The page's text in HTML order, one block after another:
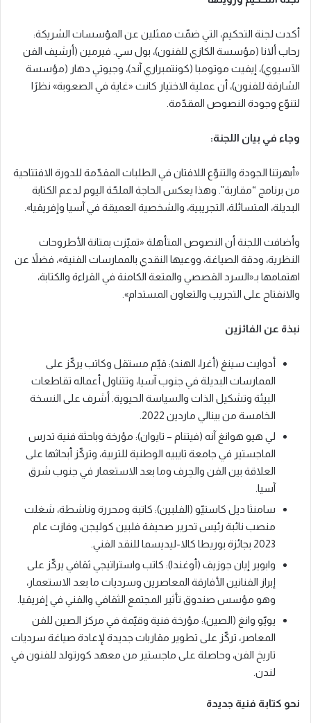
أكدت لجنة التحكيم، التي ضمّت ممثلين عن المؤسسات الشريكة:
رحاب ألانا (مؤسسة الكازي للفنون)، بول سي. فيرمين (أرشيف الفن
الآسيوي)، إيفيت موتومبا (كونتمبراري آند)، وجيوتي دهار (مؤسسة
الشارقة للفنون)، أن عملية الاختيار كانت «غاية في الصعوبة» نظرًا
لتنوّع وجودة النصوص المقدّمة.
وجاء في بيان اللجنة:
«أبهرتنا الجودة والتنوّع اللافتان في الطلبات المقدّمة للدورة الافتتاحية
من برنامج “مقاربة”. وهذا يعكس الحاجة الملحّة اليوم لدعم الكتابة
البديلة، المتسائلة، التجريبية، والشخصية العميقة في آسيا وإفريقيا».
وأضافت اللجنة أن النصوص المتأهلة «تميّزت بمتانة الأطروحات
النظرية، ودقة الصياغة، ووعيها النقدي بالممارسات الفنية»، فضلاً عن
اهتمامها بـ«السرد القصصي والمتعة الكامنة في القراءة والكتابة،
والانفتاح على التجريب والتعاون المستدام».
نبذة عن الفائزين
أدوايت سينغ (أغرا، الهند): قيّم مستقل وكاتب يركّز على
الممارسات البديلة في جنوب آسيا، وتتناول أعماله تقاطعات
البيئة وتشكيل الذات والسياسة الحيوية. أشرف على النسخة
الخامسة من بينالي ماردين 2022.
لي هيو هوانغ آنه (فيتنام – تايوان): مؤرخة وباحثة فنية تدرس
الماجستير في جامعة تايبيه الوطنية للتربية، وتركّز أبحاثها على
العلاقة بين الفن والحِرف وما بعد الاستعمار في جنوب شرق
آسيا.
سامنثا ديل كاستيّو (الفلبين): كاتبة ومحررة وناشطة، شغلت
منصب نائبة رئيس تحرير صحيفة فلبين كوليجن، وفازت عام
2023 بجائزة بوريطا كالا-ليديسما للنقد الفني.
وابوير إيان جوزيف (أوغندا): كاتب واستراتيجي ثقافي يركّز على
إبراز الفنانين الأفارقة المعاصرين وسرديات ما بعد الاستعمار،
وهو مؤسس صندوق تأثير المجتمع الثقافي والفني في إفريقيا.
يويّو وانغ (الصين): مؤرخة فنية وقيّمة في مركز الصين للفن
المعاصر، تركّز على تطوير مقاربات جديدة لإعادة صياغة سرديات
تاريخ الفن، وحاصلة على ماجستير من معهد كورتولد للفنون في
لندن.
نحو كتابة فنية جديدة